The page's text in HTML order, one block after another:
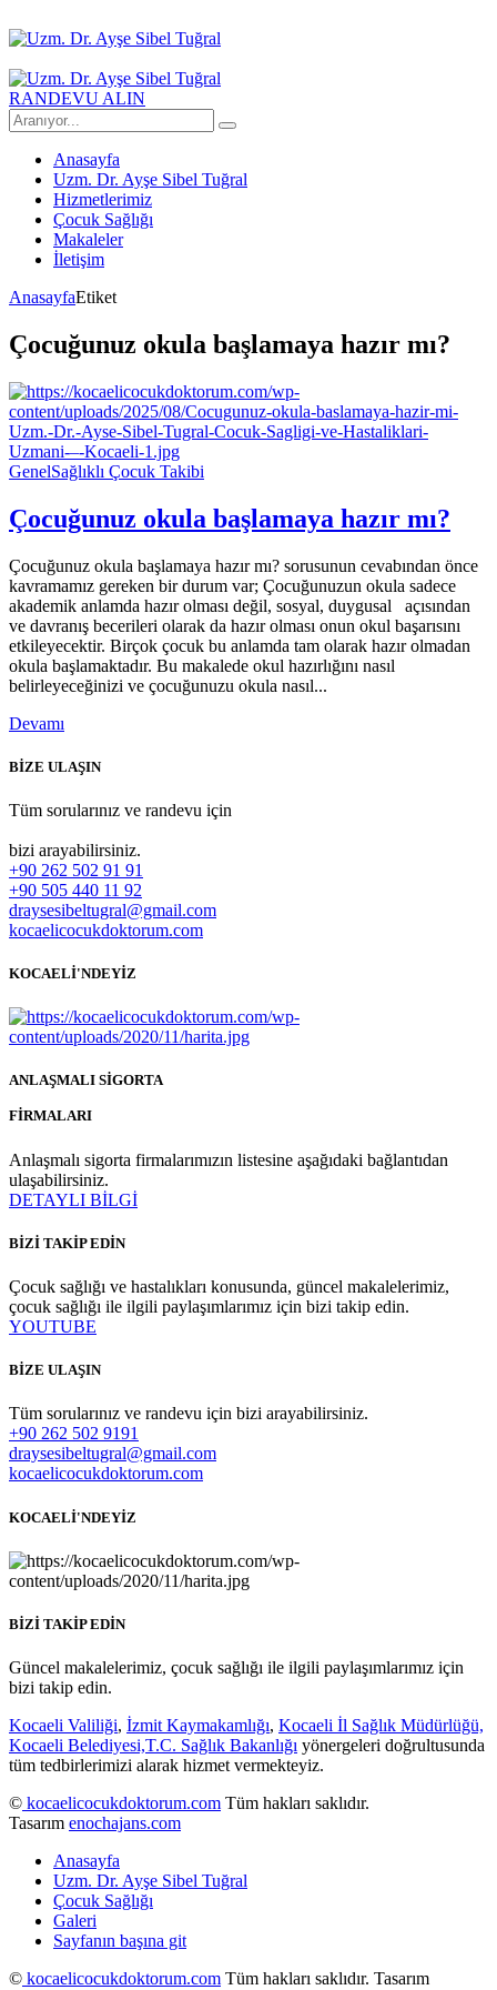
RANDEVU ALIN
Anasayfa
Uzm. Dr. Ayşe Sibel Tuğral
Hizmetlerimiz
Çocuk Sağlığı
Makaleler
İletişim
AnasayfaEtiket
Çocuğunuz okula başlamaya hazır mı?
GenelSağlıklı Çocuk Takibi
Çocuğunuz okula başlamaya hazır mı?
Çocuğunuz okula başlamaya hazır mı? sorusunun cevabından önce
kavramamız gereken bir durum var; Çocuğunuzun okula sadece
akademik anlamda hazır olması değil, sosyal, duygusal açısından
ve davranış becerileri olarak da hazır olması onun okul başarısını
etkileyecektir. Birçok çocuk bu anlamda tam olarak hazır olmadan
okula başlamaktadır. Bu makalede okul hazırlığını nasıl
belirleyeceğinizi ve çocuğunuzu okula nasıl...
Devamı
BİZE ULAŞIN
Tüm sorularınız ve randevu için
bizi arayabilirsiniz.
+90 262 502 91 91
+90 505 440 11 92
draysesibeltugral@gmail.com
kocaelicocukdoktorum.com
KOCAELİ'NDEYİZ
ANLAŞMALI SİGORTA
FİRMALARI
Anlaşmalı sigorta firmalarımızın listesine aşağıdaki bağlantıdan
ulaşabilirsiniz.
DETAYLI BİLGİ
BİZİ TAKİP EDİN
Çocuk sağlığı ve hastalıkları konusunda, güncel makalelerimiz,
çocuk sağlığı ile ilgili paylaşımlarımız için bizi takip edin.
YOUTUBE
BİZE ULAŞIN
Tüm sorularınız ve randevu için bizi arayabilirsiniz.
+90 262 502 9191
draysesibeltugral@gmail.com
kocaelicocukdoktorum.com
KOCAELİ'NDEYİZ
BİZİ TAKİP EDİN
Güncel makalelerimiz, çocuk sağlığı ile ilgili paylaşımlarımız için
bizi takip edin.
Kocaeli Valiliği, İzmit Kaymakamlığı, Kocaeli İl Sağlık Müdürlüğü,
Kocaeli Belediyesi,T.C. Sağlık Bakanlığı yönergeleri doğrultusunda
tüm tedbirlerimizi alarak hizmet vermekteyiz.
© kocaelicocukdoktorum.com Tüm hakları saklıdır.
Tasarım enochajans.com
Anasayfa
Uzm. Dr. Ayşe Sibel Tuğral
Çocuk Sağlığı
Galeri
Sayfanın başına git
© kocaelicocukdoktorum.com Tüm hakları saklıdır. Tasarım